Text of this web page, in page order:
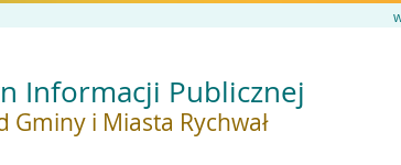
Informacji Publicznej
Gminy i Miasta Rychwał